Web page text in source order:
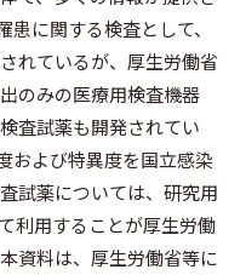
に関する検査として、
れているが、厚生労働省
のみの医療用検査機器
査試薬も開発されてい
および特異度を国立感染
試薬については、研究用
利用することが厚生労働
資料は、厚生労働省等に